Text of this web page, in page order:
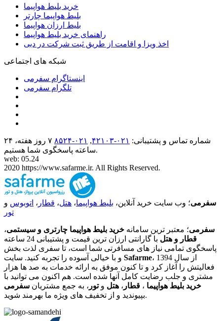
خرید بلیط هواپیما
بلیط هواپیما چارتر
بلیط ارزان هواپیما
راهنمای خرید بلیط هواپیما
اخذ ویزا و اقامت از طریق ثبت شرکت در دبی
شبکه های اجتماعی
اینستاگرام سفرمی
تلگرام سفرمی
شماره تماس و پشتیبانی: ۰۲۱-۴٢١٠٣ , ۰۲۱-۸۵۲۴
۷ روز هفته، ۲۴
ساعته پاسخگوی شما هستیم.
web: 05.24
2020 https://www.safarme.ir. All Rights Reserved.
سفرمی؛ وب سایت خرید آنلاین، بلیط هواپیما، هتل، قطار ، اتوبوس و
تور
سفرمی؛ معتبر ترین سامانه خرید بلیط هواپیما چارتری و سیستمی،
قطار و هتل
با گارانتی ارزان ترین قیمت و پشتیبانی 24 ساعته
پاسخگوی تمامی نیاز های مسافرتی شما است، تا سفری لذت بخش
Safarme، از سال 1394
فعالیتش را آغاز کرد و تا کنون موفق به ارائه خدمات به صد ها هزار
مشتری و جلب رضایت کامل آنها شده است. هم اکنون می توانید با
خرید بلیط هواپیما ، قطار ، هتل وتور ، به جمع مشتریان سفرمی
بپیوندید و از تخفیف های ویژه ما بهرمند شوید.